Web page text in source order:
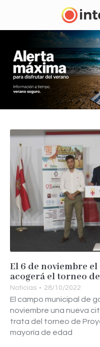
El 6 de noviembre
acogerá el torneo
Noticias 28/10/2022
El campo municipal de
noviembre una nueva
trata del torneo de
mayoría de edad